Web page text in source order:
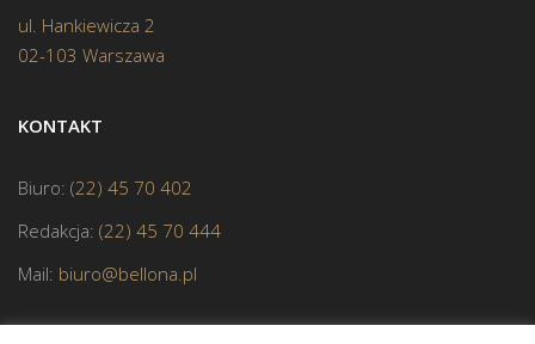
ul. Hankiewicza 2
02-103 Warszawa
KONTAKT
Biuro: (22) 45 70 402
Redakcja: (22) 45 70 444
Mail: biuro@bellona.pl